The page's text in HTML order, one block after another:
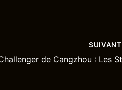
SUIVANT